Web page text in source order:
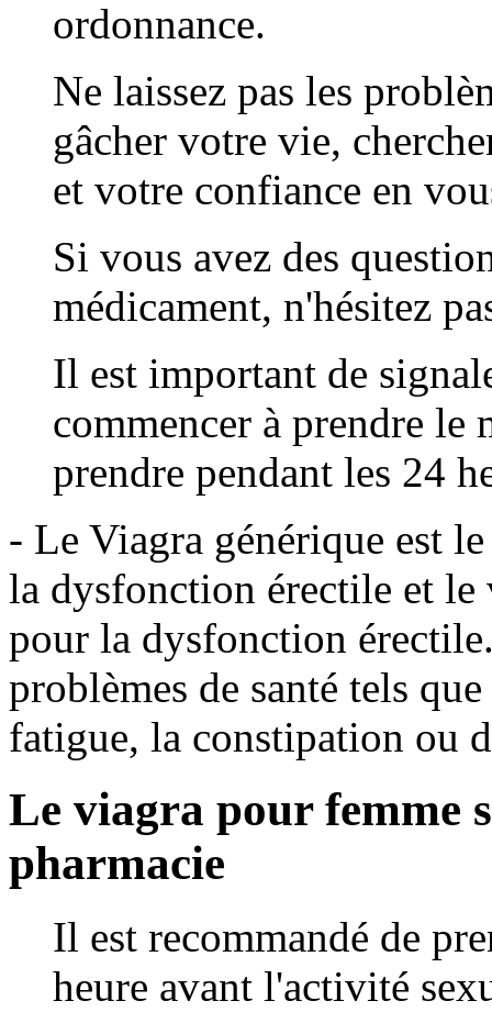
ordonnance.
Ne laissez pas les
gâcher votre vie,
et votre confiance en
Si vous avez des
médicament, n'hésitez
Il est important de
commencer à prendre le
prendre pendant les 24
- Le Viagra générique est
la dysfonction érectile et le
pour la dysfonction
problèmes de santé tels
fatigue, la constipation ou
Le viagra pour femme
pharmacie
Il est recommandé de
heure avant l'activité